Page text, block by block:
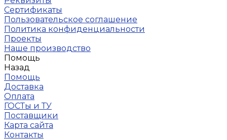
Сертификаты
Пользовательское соглашение
Политика конфиденциальности
Проекты
Наше производство
Помощь
Назад
Помощь
Доставка
Оплата
ГОСТы и ТУ
Поставщики
Карта сайта
Контакты